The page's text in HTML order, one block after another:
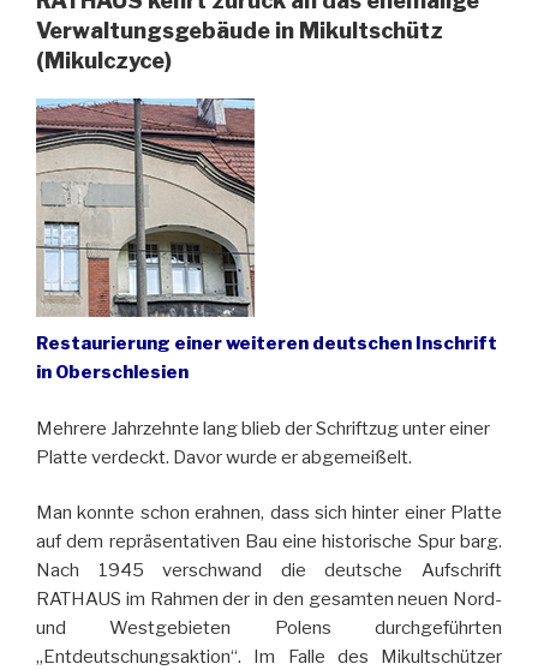
Verwaltungsgebäude in Mikultschütz
(Mikulczyce)
Restaurierung einer weiteren deutschen Inschrift
in Oberschlesien
Mehrere Jahrzehnte lang blieb der Schriftzug unter einer
Platte verdeckt. Davor wurde er abgemeißelt.
Man konnte schon erahnen, dass sich hinter einer Platte
auf dem repräsentativen Bau eine historische Spur barg.
Nach 1945 verschwand die deutsche Aufschrift
RATHAUS im Rahmen der in den gesamten neuen Nord-
und Westgebieten Polens durchgeführten
„Entdeutschungsaktion“. Im Falle des Mikultschützer